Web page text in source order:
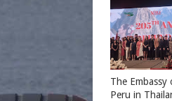
The
Peru in